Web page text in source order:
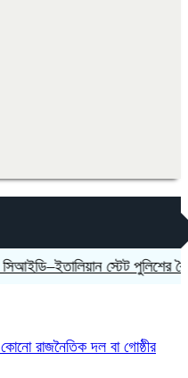
স্টেট পুলিশের বৈঠক
রাজনৈতিক দল বা গোষ্ঠীর